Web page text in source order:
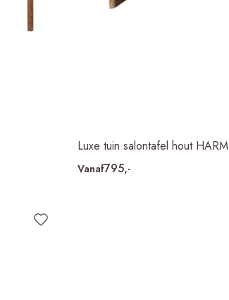
Luxe tuin salontafel hout HARM
Vanaf795,-